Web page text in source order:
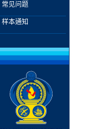
常见问题
样本通知